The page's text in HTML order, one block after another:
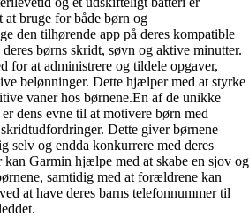
bruge for både børn og
den tilhørende app på deres kompatible
børns skridt, søvn og aktive minutter.
for at administrere og tildele opgaver,
belønninger. Dette hjælper med at styrke
vaner hos børnene.En af de unikke
dens evne til at motivere børn med
Dette giver børnene
selv og endda konkurrere med deres
kan Garmin hjælpe med at skabe en sjov og
samtidig med at forældrene kan
at have deres barns telefonnummer til